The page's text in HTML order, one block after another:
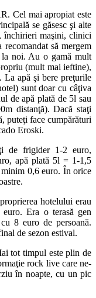
Cel mai apropiat este
se găsesc şi alte
închirieri maşini, clinici
să mergem
noi. Au o gamă mult
(mult mai ieftine),
La apă şi bere preţurile
sunt doar cu câţiva
de apă plată de 5l sau
distanţă). Dacă staţi
puteţi face cumpărături
Eroski.
de frigider 1-2 euro,
apă plată 5l = 1-1,5
0,6 euro. În orice
hotelului erau
Era o terasă gen
8 euro de persoană.
de sezon estival.
tot timpul este plin de
rock live care ne-
în noapte, cu un pic